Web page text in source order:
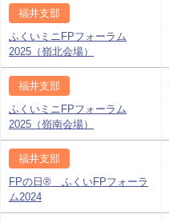
福井支部
ふくいミニFPフォーラム
2025（嶺北会場）
福井支部
ふくいミニFPフォーラム
2025（嶺南会場）
福井支部
FPの日® ふくいFPフォーラ
ム2024